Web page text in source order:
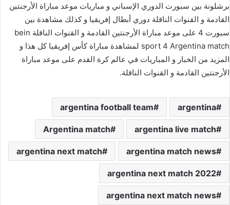
برشلونة بين سبورت الدوري الإسباني و مباريات موعد مباراة الأرجنتين
القادمة و القنوات الناقلة دوري أبطال إفريقيا و كذلك مشاهدة بين
سبورت 4 على موعد مباراة الأرجنتين القادمة و القنوات الناقلة bein
sport 4 Argentina match لمشاهدة مباراة كأس إفريقيا كل هذا و
المزيد من الخبار و المباريات في عالم كرة القدم على موعد مباراة
الأرجنتين القادمة و القنوات الناقلة.
argentina
argentina football team
argentina live match
Argentina match
argentina match news
argentina next match
argentina next match 2022
argentina next match news